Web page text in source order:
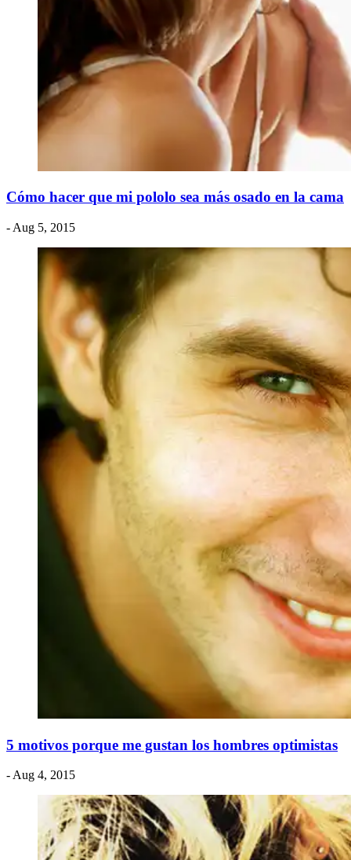
Cómo hacer que mi pololo sea más osado en la cama
- Aug 5, 2015
5 motivos porque me gustan los hombres optimistas
- Aug 4, 2015